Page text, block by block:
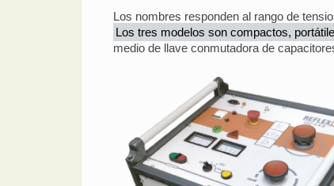
Los nombres responden al rango de
Los tres modelos son compactos,
medio de llave conmutadora de